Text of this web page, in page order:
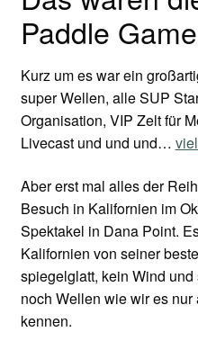
Paddle
Kurz um es war ein
super Wellen, alle SUP
Organisation, VIP Zelt für
Livecast und und und…
Aber erst mal alles der
Besuch in Kalifornien im
Spektakel in Dana Point.
Kalifornien von seiner
spiegelglatt, kein Wind
noch Wellen wie wir es
kennen.